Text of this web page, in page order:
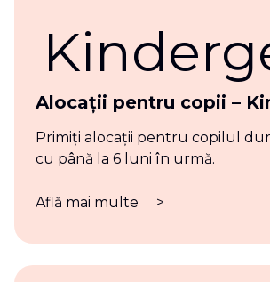
Alocații pentru copii –
Primiți alocații pentru copilul
cu până la 6 luni în urmă.
Află mai multe >